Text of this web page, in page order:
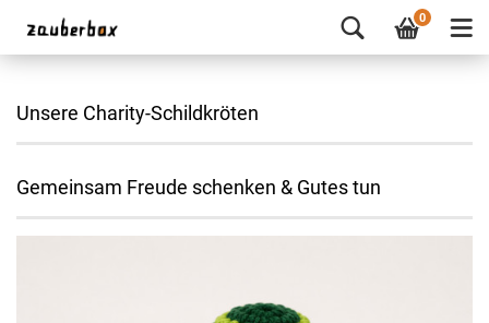
0
Unsere Charity-Schildkröten
Gemeinsam Freude schenken & Gutes tun